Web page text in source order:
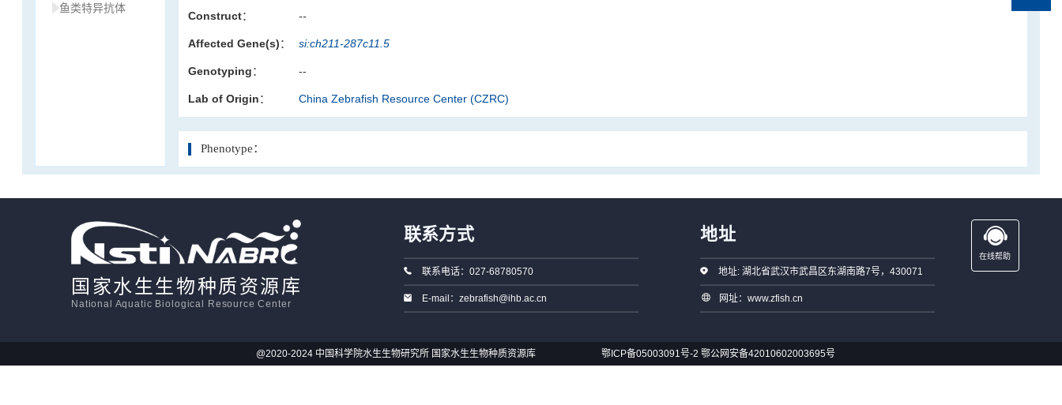
鱼类特异抗体
Construct： --
Affected Gene(s)： si:ch211-287c11.5
Genotyping： --
Lab of Origin： China Zebrafish Resource Center (CZRC)
Phenotype：
国家水生生物种质资源库
National Aquatic Biological Resource Center
联系方式
联系电话：027-68780570
E-mail：zebrafish@ihb.ac.cn
地址
地址: 湖北省武汉市武昌区东湖南路7号，430071
网址：www.zfish.cn
在线帮助
@2020-2024 中国科学院水生生物研究所 国家水生生物种质资源库 鄂ICP备05003091号-2 鄂公网安备42010602003695号